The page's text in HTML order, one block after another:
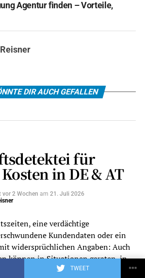
TWEET
Agentur finden – Vorteile,
DIR AUCH GEFALLEN
für
in DE & AT
vor 2 Wochen am 21. Juli 2026
eine verdächtige
Kundendaten oder ein
widersprüchlichen Angaben: Auch
können in Situationen geraten, in
allein keine Klarheit mehr